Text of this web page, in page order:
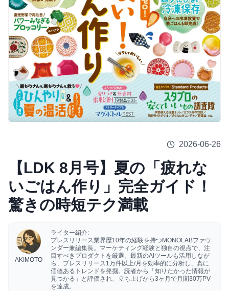
2026-06-26
【LDK 8月号】夏の「疲れな
いごはん作り」完全ガイド！
驚きの時短テク満載
AKIMOTO
ライター紹介:
プレスリリース業界歴10年の経験を持つMONOLABファウ
ンダー兼編集長。マーケティング経験と独自の視点で、注
目すべきプロダクトを厳選。最新のAIツールも活用しなが
ら、プレスリリース1万件以上/月を効率的に分析し、真に
価値あるトレンドを発掘。読者から「知りたかった情報が
見つかる」と評価され、立ち上げから3ヶ月で月間30万PV
を達成。